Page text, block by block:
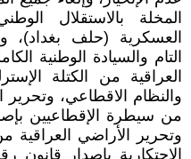
المخلة بالاستقلال
العسكرية (حلف بغداد)،
التام والسيادة الوطنية
العراقية من الكتلة
والنظام الاقطاعي، وتحرير
من سيطرة الإقطاعيين
وتحرير الأراضي